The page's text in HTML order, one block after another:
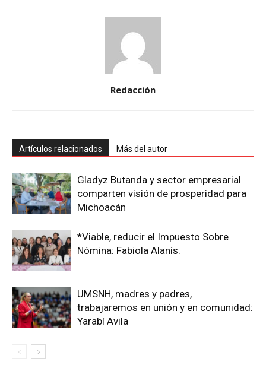
Redacción
Artículos relacionados Más del autor
Gladyz Butanda y sector empresarial
comparten visión de prosperidad para
Michoacán
*Viable, reducir el Impuesto Sobre
Nómina: Fabiola Alanís.
UMSNH, madres y padres,
trabajaremos en unión y en comunidad:
Yarabí Avila